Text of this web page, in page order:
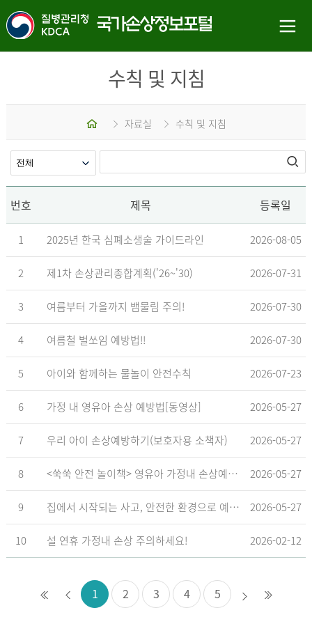
수칙 및 지침
자료실 수칙 및 지침
번호 제목 등록일
1 2025년 한국 심폐소생술 가이드라인 2026-08-05
2 제1차 손상관리종합계획('26~'30) 2026-07-31
3 여름부터 가을까지 뱀물림 주의! 2026-07-30
4 여름철 벌쏘임 예방법!! 2026-07-30
5 아이와 함께하는 물놀이 안전수칙 2026-07-23
6 가정 내 영유아 손상 예방법[동영상] 2026-05-27
7 우리 아이 손상예방하기(보호자용 소책자) 2026-05-27
8 <쑥쑥 안전 놀이책> 영유아 가정내 손상예방_영유아 놀이형 교육 교재 2026-05-27
9 집에서 시작되는 사고, 안전한 환경으로 예방해요 2026-05-27
10 설 연휴 가정내 손상 주의하세요! 2026-02-12
1 2 3 4 5